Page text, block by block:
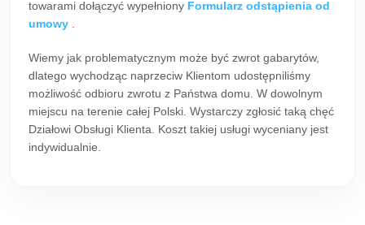
towarami dołączyć wypełniony Formularz odstąpienia od
umowy
Wiemy jak problematycznym może być zwrot gabarytów,
dlatego wychodząc naprzeciw Klientom udostępniliśmy
możliwość odbioru zwrotu z Państwa domu. W dowolnym
miejscu na terenie całej Polski. Wystarczy zgłosić taką chęć
Działowi Obsługi Klienta. Koszt takiej usługi wyceniany jest
indywidualnie.